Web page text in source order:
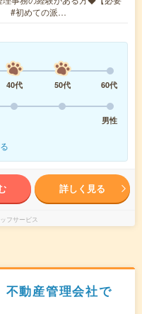
#初めての派…
40代 50代
60代
男性
詳しく見る
フサービス
不動産管理会社で